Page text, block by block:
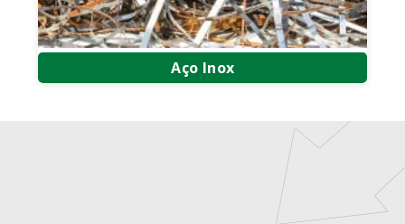
Aço Inox
Compra de Sucata de Aço Inox